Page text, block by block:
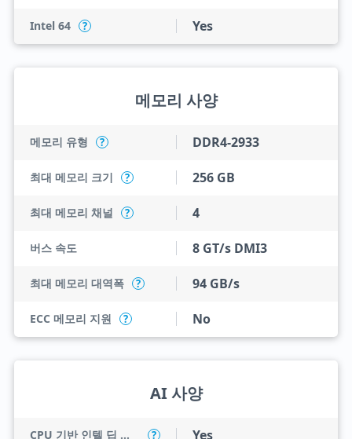
Intel 64 ? Yes
메모리 사양
메모리 유형 ? DDR4-2933
최대 메모리 크기 ? 256 GB
최대 메모리 채널 ? 4
버스 속도 8 GT/s DMI3
최대 메모리 대역폭 ? 94 GB/s
ECC 메모리 지원 ? No
AI 사양
CPU 기반 인텔 딥 러닝 부스트(인텔 DL 부스트) ? Yes